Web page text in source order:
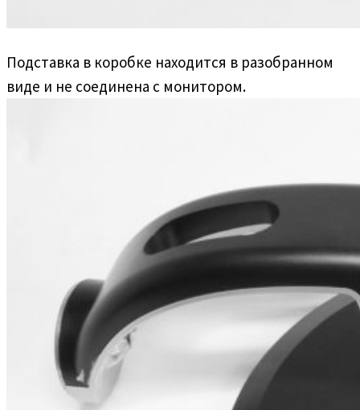
Подставка в коробке находится в разобранном
виде и не соединена с монитором.